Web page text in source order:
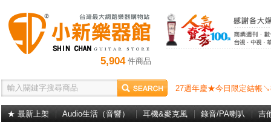
5,904件商品
27週年慶★今日限定結帳
★ 最新上架 Audio生活（音響） 耳機&麥克風 錄音/PA喇叭 吉